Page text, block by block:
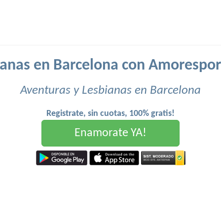
en Barcelona con
Aventuras y Lesbianas en Barcelona
Registrate, sin cuotas, 100% gratis!
Enamorate YA!